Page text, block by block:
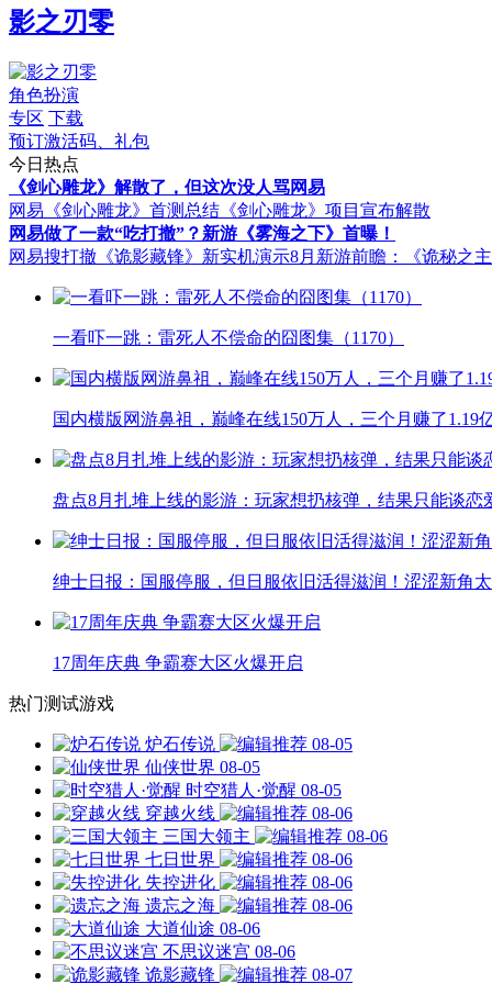
影之刃零
角色扮演
专区 下载
预订激活码、礼包
今日热点
《剑心雕龙》解散了，但这次没人骂网易
网易《剑心雕龙》首测总结 《剑心雕龙》项目宣布解散
网易做了一款“吃打撤”？新游《雾海之下》首曝！
网易搜打撤《诡影藏锋》新实机演示8月新游前瞻：《诡秘之
一看吓一跳：雷死人不偿命的囧图集（1170）
国内横版网游鼻祖，巅峰在线150万人，三个月赚了1.19
盘点8月扎堆上线的影游：玩家想扔核弹，结果只能谈恋
绅士日报：国服停服，但日服依旧活得滋润！涩涩新角太
17周年庆典 争霸赛大区火爆开启
热门测试游戏
炉石传说
08-05
仙侠世界 08-05
时空猎人·觉醒 08-05
穿越火线
08-06
三国大领主
08-06
七日世界
08-06
失控进化
08-06
遗忘之海
08-06
大道仙途 08-06
不思议迷宫 08-06
诡影藏锋
08-07